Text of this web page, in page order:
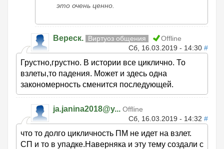
это очень ценно.
Вереск. Виртуоз общения
Offline
Сб, 16.03.2019 - 14:30 #
Грустно,грустно. В истории все циклично. То
взлеты,то падения. Может и здесь одна
закономерность сменится последующей.
ja.janina2018@y... Offline
Сб, 16.03.2019 - 14:32 #
что то долго цикличность ПМ не идет на взлет.
СП и то в упадке.Наверняка и эту тему создали с